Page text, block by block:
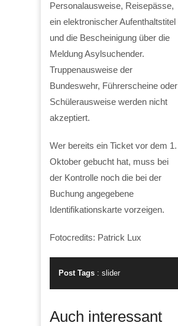
Personalausweise, Reisepässe,
ein elektronischer Aufenthaltstitel
und die Bescheinigung über die
Meldung Asylsuchender.
Truppenausweise der
Bundeswehr, Führerscheine oder
Schülerausweise werden nicht
akzeptiert.
Wer bereits ein Ticket vor dem 1.
Oktober gebucht hat, muss bei
der Kontrolle noch die bei der
Buchung angegebene
Identifikationskarte vorzeigen.
Fotocredits: Patrick Lux
Post Tags : slider
Auch interessant